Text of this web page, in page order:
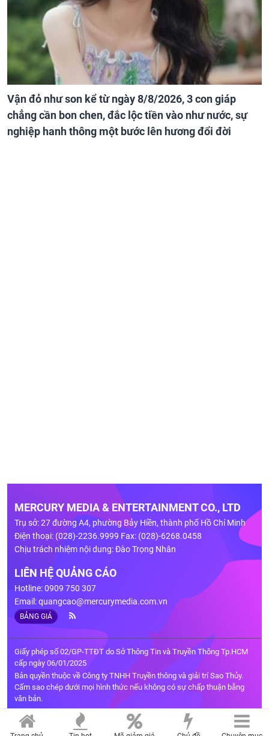
Vận đỏ như son kể từ ngày 8/8/2026, 3 con giáp
chẳng cần bon chen, đắc lộc tiền vào như nước, sự
nghiệp hanh thông một bước lên hương đổi đời
MERCURY MEDIA & ENTERTAINMENT CO., LTD
Trụ sở: 27 đường A4, phường Bảy Hiền, thành phố Hồ Chí Minh
Điện thoại: (028)-2236.9999 Fax: (028)-6268.0458
Chịu trách nhiệm nội dung: Đào Trọng Nhân
LIÊN HỆ QUẢNG CÁO
Hotline: 0909 750 307
Email:quangcao@mercurymedia.com.vn
BẢNG GIÁ
Giấy phép số 02/GP-TTĐT do Sở Thông Tin và Truyền Thông Tp.HCM
cấp ngày 06/01/2025
Bản quyền thuộc về Công ty TNHH Truyền thông và giải trí Sao Thủy.
Cấm sao chép dưới mọi hình thức nếu không có sự chấp thuận bằng
văn bản.